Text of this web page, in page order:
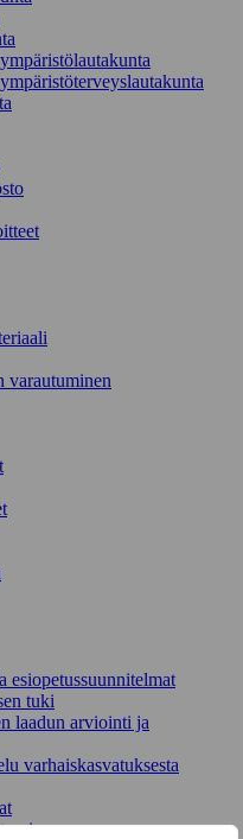
varautuminen
esiopetussuunnitelmat
tuki
laadun arviointi ja
varhaiskasvatuksesta